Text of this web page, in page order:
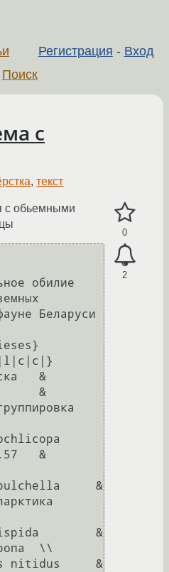
Регистрация - Вход
Поиск
с
,текст
0
2
с обьемными
обилие
Беларуси